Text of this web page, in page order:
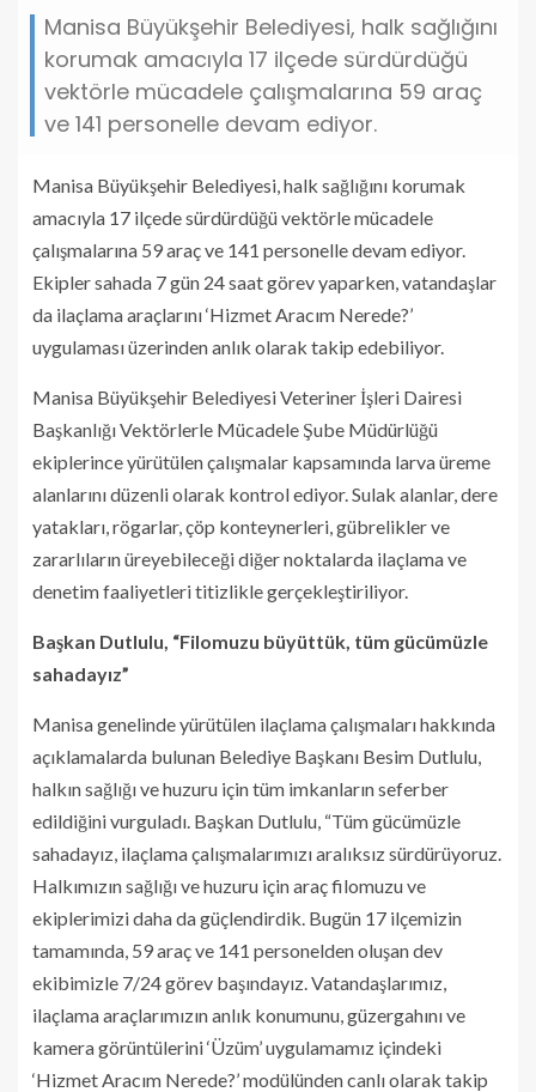
Manisa Büyükşehir Belediyesi, halk sağlığını
korumak amacıyla 17 ilçede sürdürdüğü
vektörle mücadele çalışmalarına 59 araç
ve 141 personelle devam ediyor.
Manisa Büyükşehir Belediyesi, halk sağlığını korumak
amacıyla 17 ilçede sürdürdüğü vektörle mücadele
çalışmalarına 59 araç ve 141 personelle devam ediyor.
Ekipler sahada 7 gün 24 saat görev yaparken, vatandaşlar
da ilaçlama araçlarını ‘Hizmet Aracım Nerede?’
uygulaması üzerinden anlık olarak takip edebiliyor.
Manisa Büyükşehir Belediyesi Veteriner İşleri Dairesi
Başkanlığı Vektörlerle Mücadele Şube Müdürlüğü
ekiplerince yürütülen çalışmalar kapsamında larva üreme
alanlarını düzenli olarak kontrol ediyor. Sulak alanlar, dere
yatakları, rögarlar, çöp konteynerleri, gübrelikler ve
zararlıların üreyebileceği diğer noktalarda ilaçlama ve
denetim faaliyetleri titizlikle gerçekleştiriliyor.
Başkan Dutlulu, “Filomuzu büyüttük, tüm gücümüzle
sahadayız”
Manisa genelinde yürütülen ilaçlama çalışmaları hakkında
açıklamalarda bulunan Belediye Başkanı Besim Dutlulu,
halkın sağlığı ve huzuru için tüm imkanların seferber
edildiğini vurguladı. Başkan Dutlulu, “Tüm gücümüzle
sahadayız, ilaçlama çalışmalarımızı aralıksız sürdürüyoruz.
Halkımızın sağlığı ve huzuru için araç filomuzu ve
ekiplerimizi daha da güçlendirdik. Bugün 17 ilçemizin
tamamında, 59 araç ve 141 personelden oluşan dev
ekibimizle 7/24 görev başındayız. Vatandaşlarımız,
ilaçlama araçlarımızın anlık konumunu, güzergahını ve
kamera görüntülerini ‘Üzüm’ uygulamamız içindeki
‘Hizmet Aracım Nerede?’ modülünden canlı olarak takip